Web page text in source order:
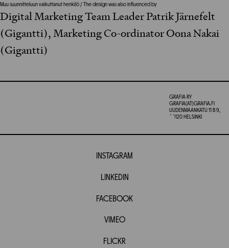
Muu suunnitteluun vaikuttanut henkilö / The design was also influenced by
Digital Marketing Team Leader Patrik Järnefelt
(Gigantti), Marketing Co-ordinator Oona Nakai
(Gigantti)
GRAFIA RY
GRAFIA(AT)GRAFIA.FI
UUDENMAANKATU 11 B 9,
00120 HELSINKI
INSTAGRAM
LINKEDIN
FACEBOOK
VIMEO
FLICKR